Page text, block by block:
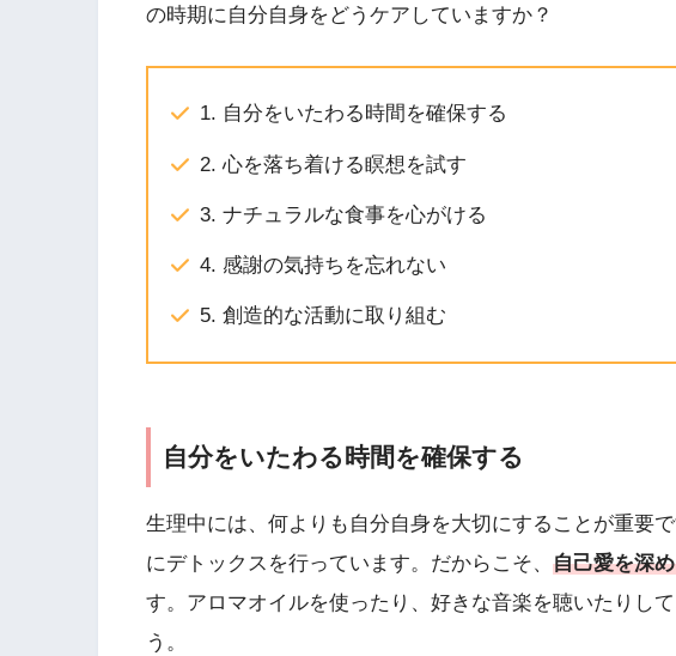
の時期に自分自身をどうケアしていますか？
1. 自分をいたわる時間を確保する
2. 心を落ち着ける瞑想を試す
3. ナチュラルな食事を心がける
4. 感謝の気持ちを忘れない
5. 創造的な活動に取り組む
自分をいたわる時間を確保する
生理中には、何よりも自分自身を大切にすることが重要
にデトックスを行っています。だからこそ、 自己愛を深
す。アロマオイルを使ったり、好きな音楽を聴いたりし
う。